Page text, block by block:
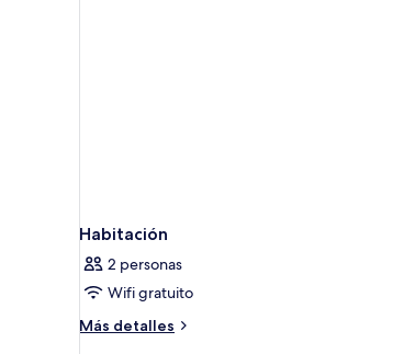
Habitación
2 personas
Wifi gratuito
Más detalles
Más